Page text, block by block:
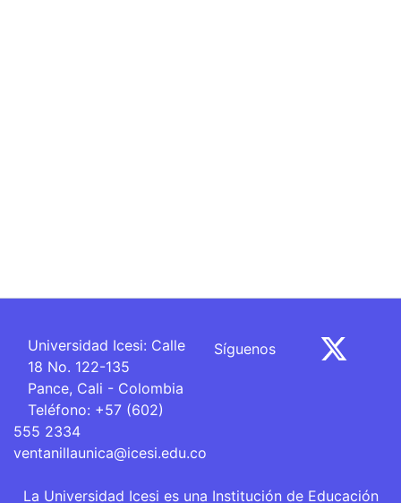
Universidad Icesi: Calle
18 No. 122-135
Pance, Cali - Colombia
Teléfono: +57 (602)
555 2334
ventanillaunica@icesi.edu.co
Síguenos
La Universidad Icesi es una Institución de Educación